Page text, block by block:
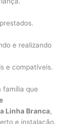
e realizando
e compatíveis.
família que
Linha Branca,
e instalação.